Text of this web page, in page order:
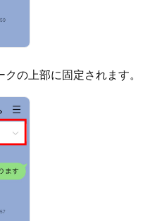
の上部に固定されます。